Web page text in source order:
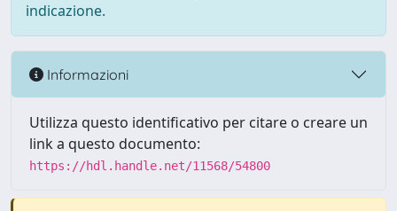
indicazione.
Informazioni
Utilizza questo identificativo per citare o creare un
link a questo documento:
https://hdl.handle.net/11568/54800